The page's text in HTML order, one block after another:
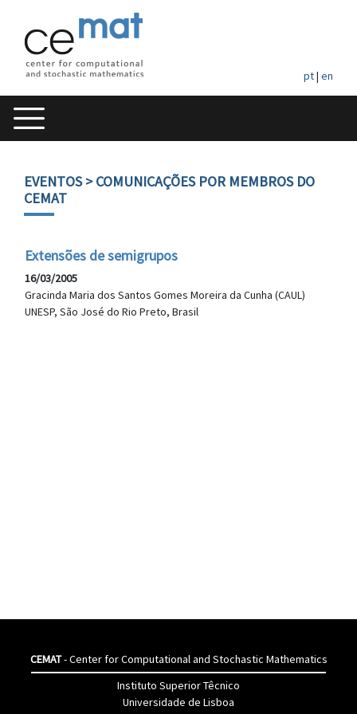
pt| en
EVENTOS> COMUNICAÇÕES POR MEMBROS DO
CEMAT
Extensões de semigrupos
16/03/2005
Gracinda Maria dos Santos Gomes Moreira da Cunha (CAUL)
UNESP, São José do Rio Preto, Brasil
CEMAT- Center for Computational and Stochastic Mathematics
Instituto Superior Têcnico
Universidade de Lisboa